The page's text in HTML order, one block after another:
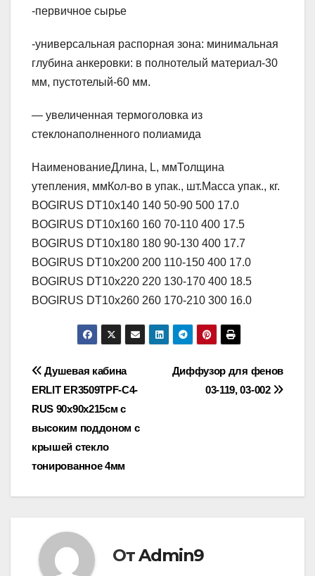
-первичное сырье
-универсальная распорная зона: минимальная
глубина анкеровки: в полнотелый материал-30
мм, пустотелый-60 мм.
— увеличенная термоголовка из
стеклонаполненного полиамида
НаименованиеДлина, L, ммТолщина
утепления, ммКол-во в упак., шт.Масса упак., кг.
BOGIRUS DT10x140 140 50-90 500 17.0
BOGIRUS DT10x160 160 70-110 400 17.5
BOGIRUS DT10x180 180 90-130 400 17.7
BOGIRUS DT10x200 200 110-150 400 17.0
BOGIRUS DT10x220 220 130-170 400 18.5
BOGIRUS DT10x260 260 170-210 300 16.0
Навигация
по
записям
Диффузор для фенов
03-119, 03-002
Душевая кабина
ERLIT ER3509TPF-C4-
RUS 90х90х215см с
высоким поддоном с
крышей стекло
тонированное 4мм
ОтAdmin9